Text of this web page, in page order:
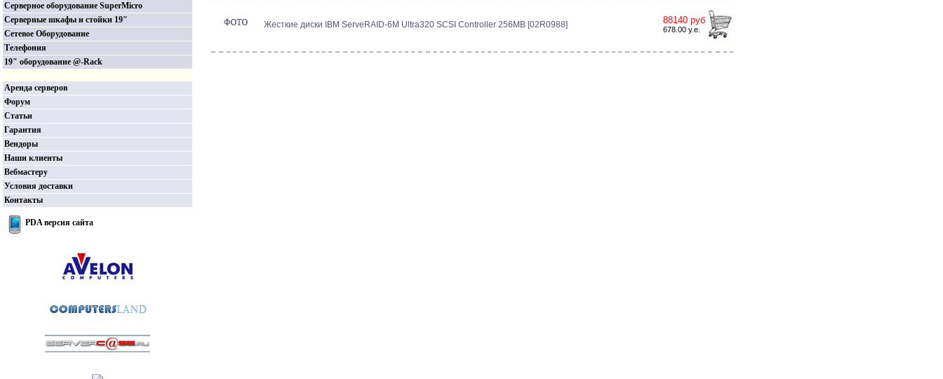
Серверное оборудование SuperMicro
Серверные шкафы и стойки 19"
Сетевое Оборудование
Телефония
19" оборудование @-Rack
Аренда серверов
Форум
Статьи
Гарантия
Вендоры
Наши клиенты
Вебмастеру
Условия доставки
Контакты
PDA версия сайта
Жесткие диски IBM ServeRAID-6M Ultra320 SCSI Controller 256MB [02R0988] 88140 руб
678.00 y.e.